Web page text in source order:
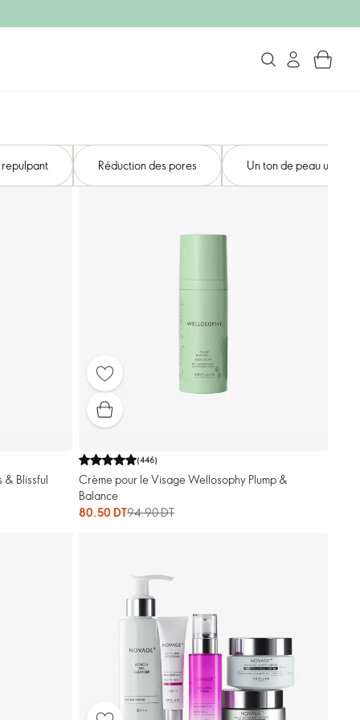
Réduction des pores Un ton de peau
Blissful
(446)
Crème pour le Visage Wellosophy Plump &
Balance
80.50 DT94.90 DT